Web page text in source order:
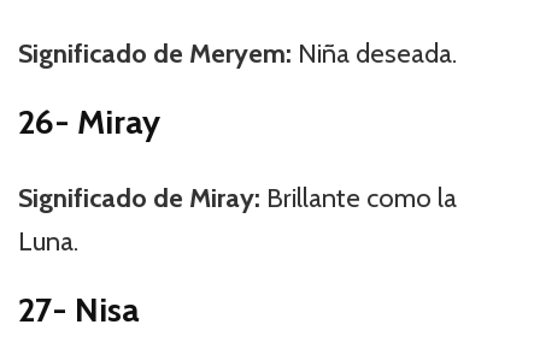
Significado de Meryem: Niña deseada.
26- Miray
Significado de Miray: Brillante como la
Luna.
27- Nisa